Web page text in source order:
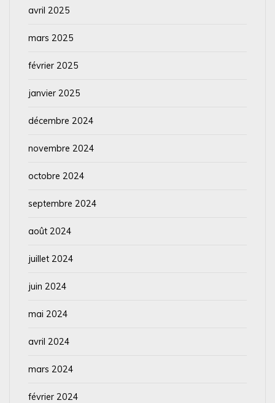
avril 2025
mars 2025
février 2025
janvier 2025
décembre 2024
novembre 2024
octobre 2024
septembre 2024
août 2024
juillet 2024
juin 2024
mai 2024
avril 2024
mars 2024
février 2024